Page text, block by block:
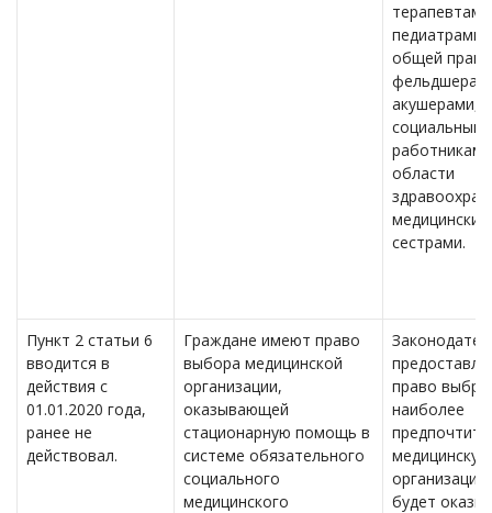
педиатрами,
общей
акушерами,
социальными
области
сестрами.
Пункт 2 статьи 6
вводится в
действия с
01.01.2020 года,
ранее не
действовал.
Граждане имеют право
выбора медицинской
организации,
оказывающей
стационарную помощь в
системе обязательного
социального
медицинского
право
наиболее
медицинскую
будет